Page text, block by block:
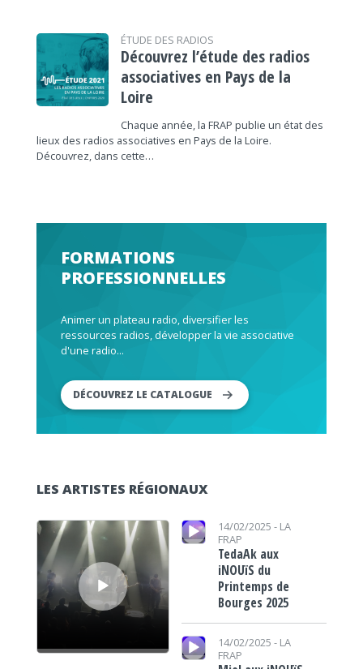
ÉTUDE DES RADIOS
Découvrez l’étude des radios
associatives en Pays de la
Loire
Chaque année, la FRAP publie un état des
lieux des radios associatives en Pays de la Loire.
Découvrez, dans cette…
FORMATIONS
PROFESSIONNELLES
Animer un plateau radio, diversifier les
ressources radios, développer la vie associative
d'une radio...
DÉCOUVREZ LE CATALOGUE
LES ARTISTES RÉGIONAUX
Lecteur audio
Lecteur audio 14/02/2025 - LA
FRAP
TedaAk aux
iNOUïS du
Printemps de
Bourges 2025
Lecteur audio
14/02/2025 - LA
FRAP